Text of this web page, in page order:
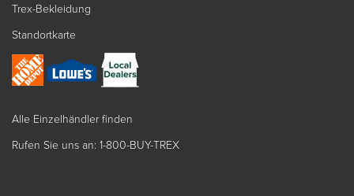
Trex-Bekleidung
Standortkarte
Alle Einzelhändler finden
Rufen Sie uns an: 1-800-BUY-TREX